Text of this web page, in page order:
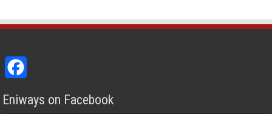
Eniways on Facebook